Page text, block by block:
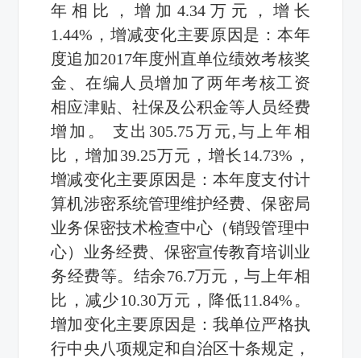
年相比，增加4.34万元，增长
1.44%，增减变化主要原因是：本年
度追加2017年度州直单位绩效考核奖
金、在编人员增加了两年考核工资
相应津贴、社保及公积金等人员经费
增加。 支出305.75万元,与上年相
比，增加39.25万元，增长14.73%，
增减变化主要原因是：本年度支付计
算机涉密系统管理维护经费、保密局
业务保密技术检查中心（销毁管理中
心）业务经费、保密宣传教育培训业
务经费等。结余76.7万元，与上年相
比，减少10.30万元，降低11.84%。
增加变化主要原因是：我单位严格执
行中央八项规定和自治区十条规定，